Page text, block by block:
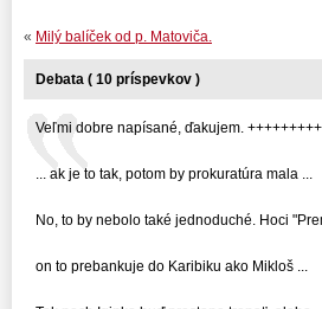
« Milý balíček od p. Matoviča.
Debata ( 10 príspevkov )
Veľmi dobre napísané, ďakujem.
... ak je to tak, potom by prokuratúra mala ...
No, to by nebolo také jednoduché. Hoci
on to prebankuje do Karibiku ako Mikloš ...